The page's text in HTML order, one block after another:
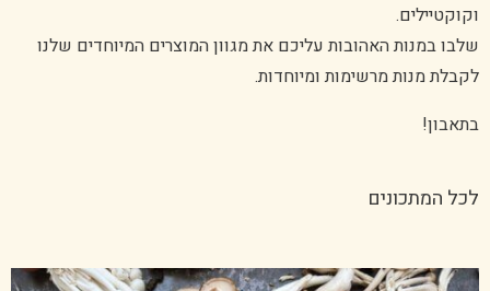
וקוקטיילים.
שלבו במנות האהובות עליכם את מגוון המוצרים המיוחדים שלנו
לקבלת מנות מרשימות ומיוחדות.
בתאבון!
לכל המתכונים